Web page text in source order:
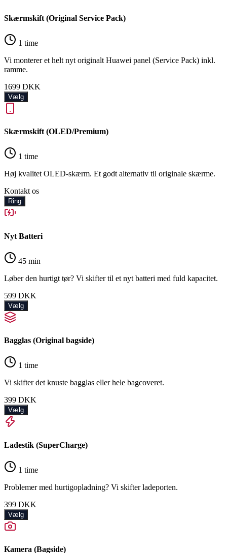
Skærmskift (Original Service Pack)
1 time
Vi monterer et helt nyt originalt Huawei panel (Service Pack) inkl.
ramme.
1699 DKK
Vælg
Skærmskift (OLED/Premium)
1 time
Høj kvalitet OLED-skærm. Et godt alternativ til originale skærme.
Kontakt os
Ring
Nyt Batteri
45 min
Løber den hurtigt tør? Vi skifter til et nyt batteri med fuld kapacitet.
599 DKK
Vælg
Bagglas (Original bagside)
1 time
Vi skifter det knuste bagglas eller hele bagcoveret.
399 DKK
Vælg
Ladestik (SuperCharge)
1 time
Problemer med hurtigopladning? Vi skifter ladeporten.
399 DKK
Vælg
Kamera (Bagside)